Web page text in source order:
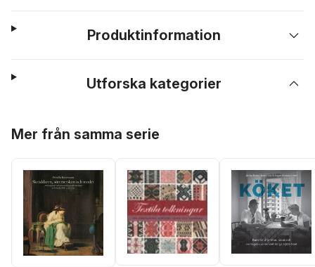
Produktinformation
Utforska kategorier
Mer från samma serie